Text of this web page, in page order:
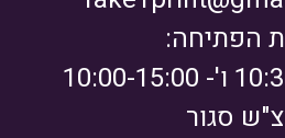
הפתיחה:
סגור